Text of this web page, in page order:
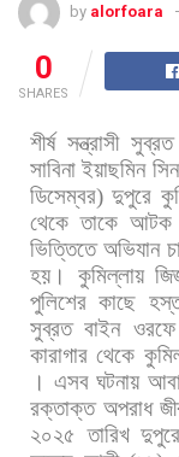
by alorfoara
0
SHARES
শীর্ষ সন্ত্রাসী সুব্রত
সাবিনা ইয়াছমিন
ডিসেম্বর)দুপুরে
থেকে তাকে আটক
ভিত্তিতে অভিযান
হয়।
কুমিল্লায়
পুলিশের কাছে
সুব্রত বাইন ওরফে
কারাগার থেকে
। এসব ঘটনায়
রক্তাক্ত অপরাধ
২০২৫ তারিখ দুপুরে